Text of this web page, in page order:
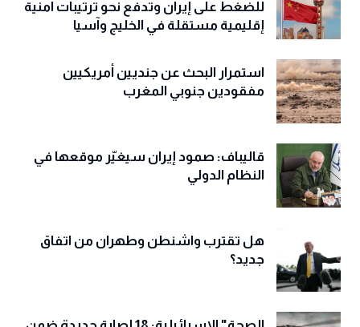
للضغط على إيران وتدفع نحو ترتيبات أمنية
إقليمية مستقلة في الخليج وآسيا
استمرار البحث عن جنديين أمريكيين
مفقودين جنوبي المغرب
قاليباف: صمود إيران سيغيّر موقعها في
النظام الدولي
هل تقترب واشنطن وطهران من اتفاق
جديد؟